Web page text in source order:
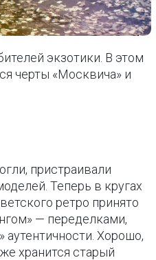
экзотики. В этом
черты «Москвича» и
пристраивали
Теперь в кругах
ретро принято
— переделками,
Хорошо,
хранится старый